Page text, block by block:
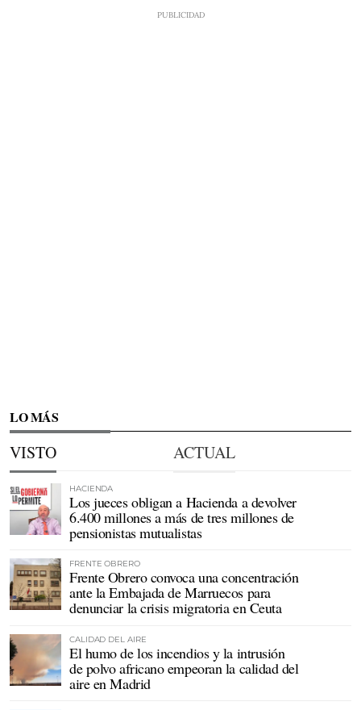
LO MÁS
VISTO ACTUAL
HACIENDA
Los jueces obligan a Hacienda a devolver
6.400 millones a más de tres millones de
pensionistas mutualistas
FRENTE OBRERO
Frente Obrero convoca una concentración
ante la Embajada de Marruecos para
denunciar la crisis migratoria en Ceuta
CALIDAD DEL AIRE
El humo de los incendios y la intrusión
de polvo africano empeoran la calidad del
aire en Madrid